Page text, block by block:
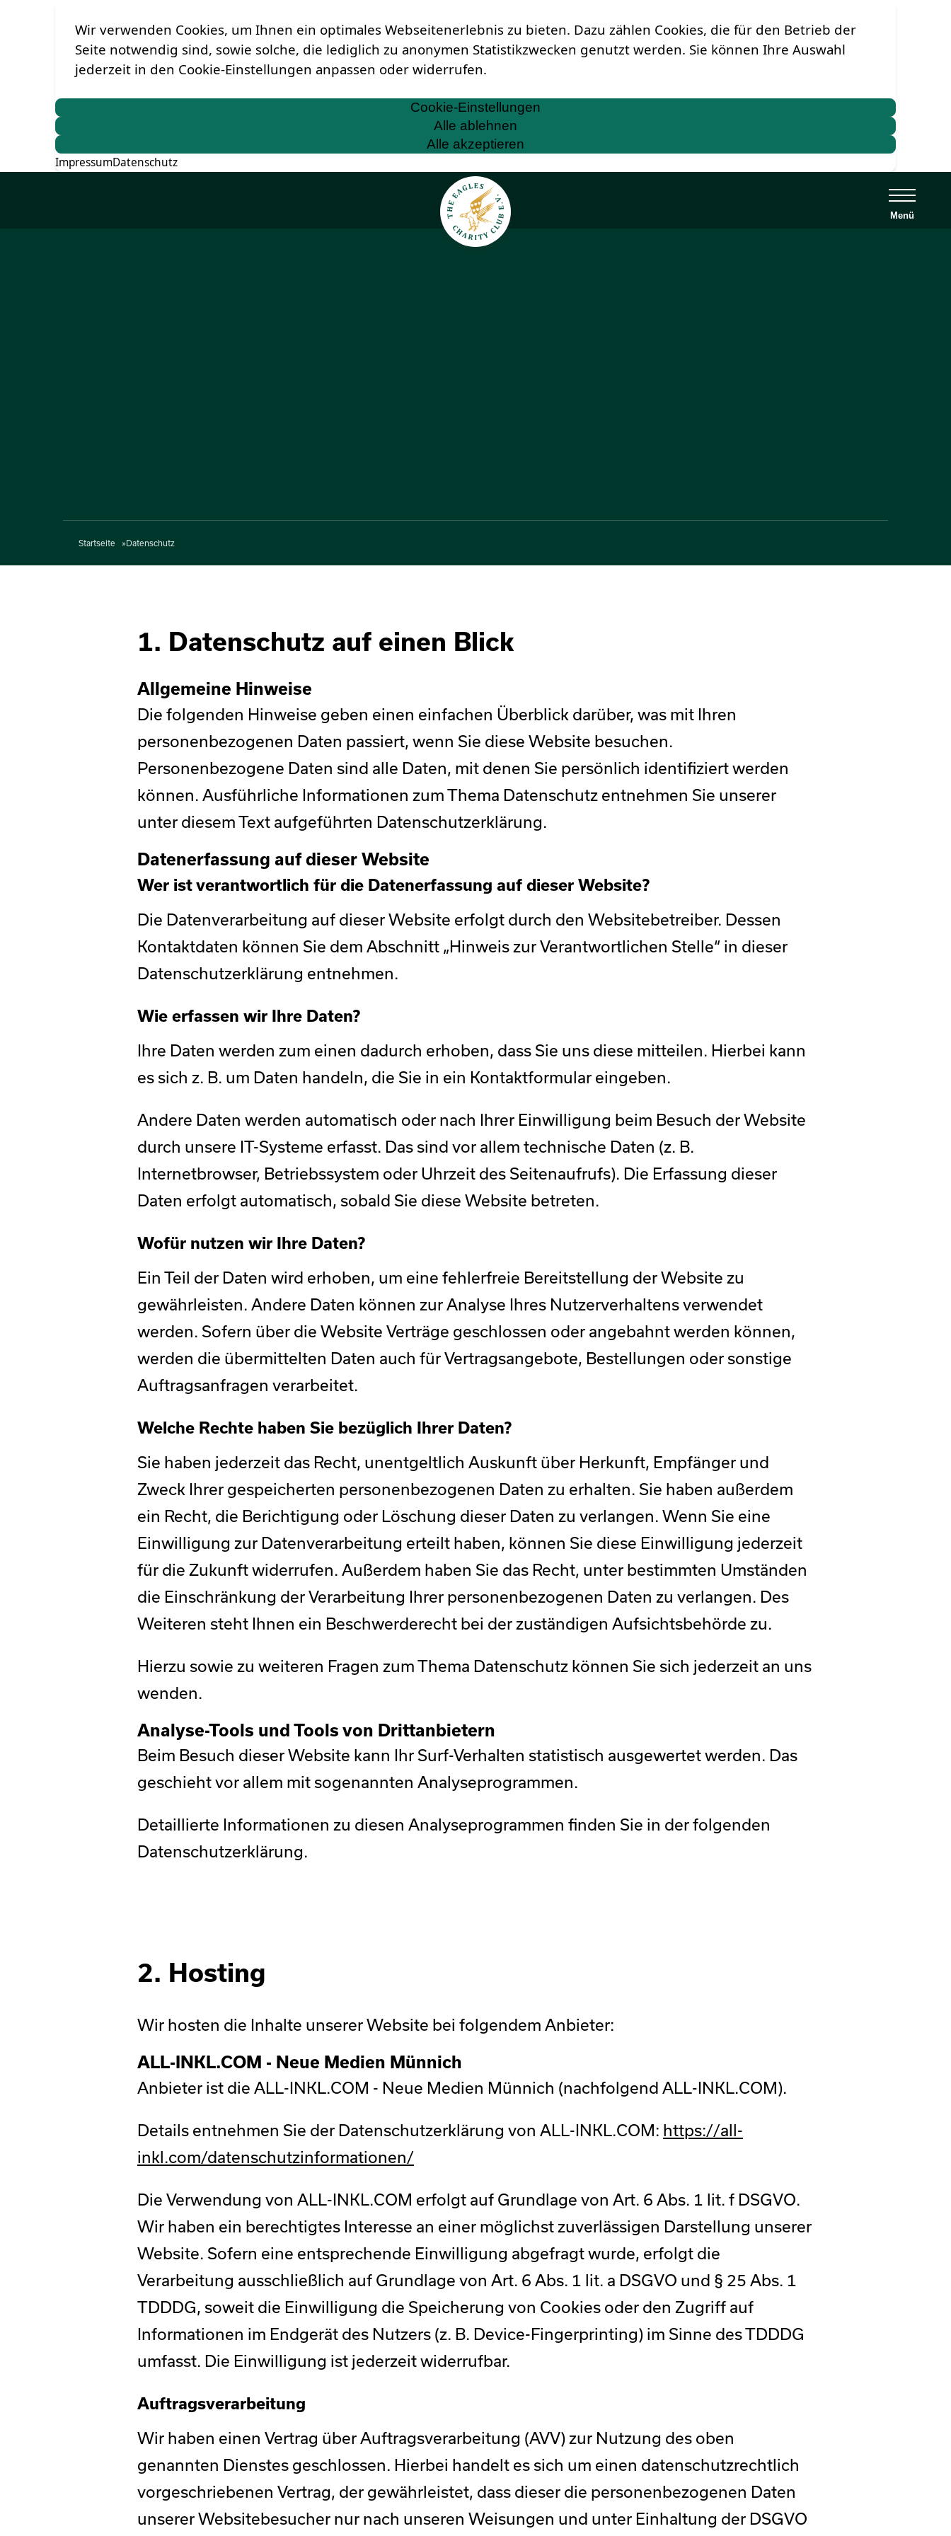
Wir verwenden Cookies, um Ihnen ein optimales Webseitenerlebnis zu bieten. Dazu zählen Cookies, die für den Betrieb der
Seite notwendig sind, sowie solche, die lediglich zu anonymen Statistikzwecken genutzt werden. Sie können Ihre Auswahl
jederzeit in den Cookie-Einstellungen anpassen oder widerrufen.
Cookie-Einstellungen
Alle ablehnen
Alle akzeptieren
ImpressumDatenschutz
Menü
Startseite Datenschutz
1. Datenschutz auf einen Blick
Allgemeine Hinweise
Die folgenden Hinweise geben einen einfachen Überblick darüber, was mit Ihren
personenbezogenen Daten passiert, wenn Sie diese Website besuchen.
Personenbezogene Daten sind alle Daten, mit denen Sie persönlich identifiziert werden
können. Ausführliche Informationen zum Thema Datenschutz entnehmen Sie unserer
unter diesem Text aufgeführten Datenschutzerklärung.
Datenerfassung auf dieser Website
Wer ist verantwortlich für die Datenerfassung auf dieser Website?
Die Datenverarbeitung auf dieser Website erfolgt durch den Websitebetreiber. Dessen
Kontaktdaten können Sie dem Abschnitt „Hinweis zur Verantwortlichen Stelle“ in dieser
Datenschutzerklärung entnehmen.
Wie erfassen wir Ihre Daten?
Ihre Daten werden zum einen dadurch erhoben, dass Sie uns diese mitteilen. Hierbei kann
es sich z. B. um Daten handeln, die Sie in ein Kontaktformular eingeben.
Andere Daten werden automatisch oder nach Ihrer Einwilligung beim Besuch der Website
durch unsere IT-Systeme erfasst. Das sind vor allem technische Daten (z. B.
Internetbrowser, Betriebssystem oder Uhrzeit des Seitenaufrufs). Die Erfassung dieser
Daten erfolgt automatisch, sobald Sie diese Website betreten.
Wofür nutzen wir Ihre Daten?
Ein Teil der Daten wird erhoben, um eine fehlerfreie Bereitstellung der Website zu
gewährleisten. Andere Daten können zur Analyse Ihres Nutzerverhaltens verwendet
werden. Sofern über die Website Verträge geschlossen oder angebahnt werden können,
werden die übermittelten Daten auch für Vertragsangebote, Bestellungen oder sonstige
Auftragsanfragen verarbeitet.
Welche Rechte haben Sie bezüglich Ihrer Daten?
Sie haben jederzeit das Recht, unentgeltlich Auskunft über Herkunft, Empfänger und
Zweck Ihrer gespeicherten personenbezogenen Daten zu erhalten. Sie haben außerdem
ein Recht, die Berichtigung oder Löschung dieser Daten zu verlangen. Wenn Sie eine
Einwilligung zur Datenverarbeitung erteilt haben, können Sie diese Einwilligung jederzeit
für die Zukunft widerrufen. Außerdem haben Sie das Recht, unter bestimmten Umständen
die Einschränkung der Verarbeitung Ihrer personenbezogenen Daten zu verlangen. Des
Weiteren steht Ihnen ein Beschwerderecht bei der zuständigen Aufsichtsbehörde zu.
Hierzu sowie zu weiteren Fragen zum Thema Datenschutz können Sie sich jederzeit an uns
wenden.
Analyse-Tools und Tools von Dritt­anbietern
Beim Besuch dieser Website kann Ihr Surf-Verhalten statistisch ausgewertet werden. Das
geschieht vor allem mit sogenannten Analyseprogrammen.
Detaillierte Informationen zu diesen Analyseprogrammen finden Sie in der folgenden
Datenschutzerklärung.
2. Hosting
Wir hosten die Inhalte unserer Website bei folgendem Anbieter:
ALL-INKL.COM - Neue Medien Münnich
Anbieter ist die ALL-INKL.COM - Neue Medien Münnich (nachfolgend ALL-INKL.COM).
Details entnehmen Sie der Datenschutzerklärung von ALL-INKL.COM: https://all-
inkl.com/datenschutzinformationen/
Die Verwendung von ALL-INKL.COM erfolgt auf Grundlage von Art. 6 Abs. 1 lit. f DSGVO.
Wir haben ein berechtigtes Interesse an einer möglichst zuverlässigen Darstellung unserer
Website. Sofern eine entsprechende Einwilligung abgefragt wurde, erfolgt die
Verarbeitung ausschließlich auf Grundlage von Art. 6 Abs. 1 lit. a DSGVO und § 25 Abs. 1
TDDDG, soweit die Einwilligung die Speicherung von Cookies oder den Zugriff auf
Informationen im Endgerät des Nutzers (z. B. Device-Fingerprinting) im Sinne des TDDDG
umfasst. Die Einwilligung ist jederzeit widerrufbar.
Auftragsverarbeitung
Wir haben einen Vertrag über Auftragsverarbeitung (AVV) zur Nutzung des oben
genannten Dienstes geschlossen. Hierbei handelt es sich um einen datenschutzrechtlich
vorgeschriebenen Vertrag, der gewährleistet, dass dieser die personenbezogenen Daten
unserer Websitebesucher nur nach unseren Weisungen und unter Einhaltung der DSGVO